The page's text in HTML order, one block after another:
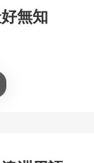
無知